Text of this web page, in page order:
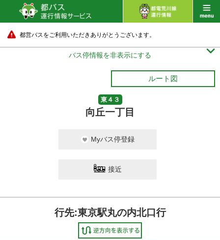
都営バスをご利用いただきありがとうございます。
バス停情報を非表示にする 
ルート図
東４３
向丘一丁目
Myバス停登録
接近
行先:東京駅丸の内北口行